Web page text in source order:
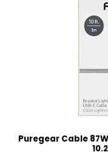
Puregear Cable